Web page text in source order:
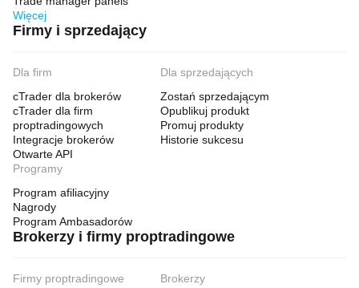
Więcej
Firmy i sprzedający
Dla firm
cTrader dla brokerów
cTrader dla firm
proptradingowych
Integracje brokerów
Otwarte API
Dla sprzedających
Zostań sprzedającym
Opublikuj produkt
Promuj produkty
Historie sukcesu
Programy
Program afiliacyjny
Nagrody
Program Ambasadorów
Brokerzy i firmy proptradingowe
Firmy proptradingowe
Brokerzy